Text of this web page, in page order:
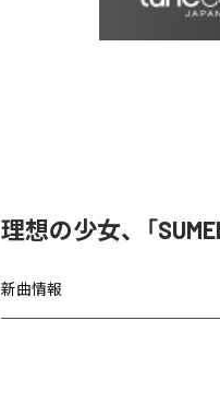
理想の少女、「
新曲情報